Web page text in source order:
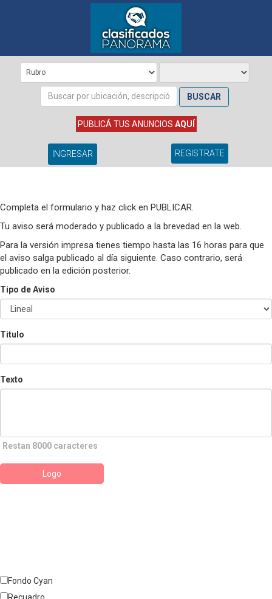
BUSCAR
PUBLICÁ TUS ANUNCIOS AQUÍ
INGRESAR REGISTRATE
Completa el formulario y haz click en PUBLICAR.
Tu aviso será moderado y publicado a la brevedad en la web.
Para la versión impresa tienes tiempo hasta las 16 horas para que
el aviso salga publicado al día siguiente. Caso contrario, será
publicado en la edición posterior.
Tipo de Aviso
Titulo
Texto
Restan 8000 caracteres
Logo
Fondo Cyan